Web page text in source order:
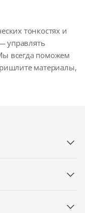
тонкостях и
управлять
всегда поможем
материалы,